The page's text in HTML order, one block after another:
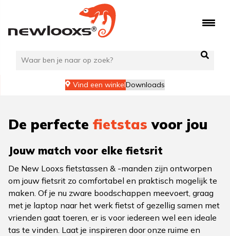
de
Vind een winkelDownloads
De perfecte fietstas voor jou
Jouw match voor elke fietsrit
De New Looxs fietstassen & -manden zijn ontworpen
om jouw fietsrit zo comfortabel en praktisch mogelijk te
maken. Of je nu zware boodschappen meevoert, graag
met je laptop naar het werk fietst of gezellig samen met
vrienden gaat toeren, er is voor iedereen wel een ideale
tas te vinden. Laat je inspireren door onze ruime en